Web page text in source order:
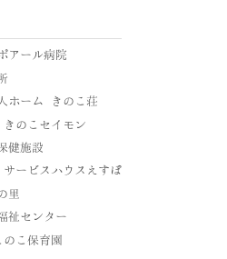
アール病院
ホーム きのこ荘
のこセイモン
健施設
ービスハウスえすぽ
里
祉センター
こ保育園